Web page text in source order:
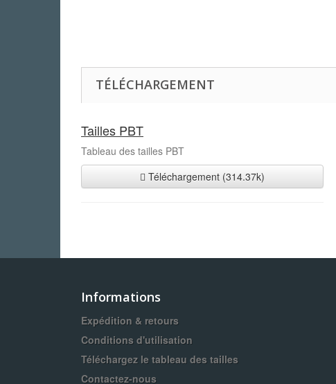
TÉLÉCHARGEMENT
Tailles PBT
Tableau des tailles PBT
Téléchargement (314.37k)
Informations
Expédition & retours
Conditions d'utilisation
Téléchargez le tableau des tailles
Contactez-nous